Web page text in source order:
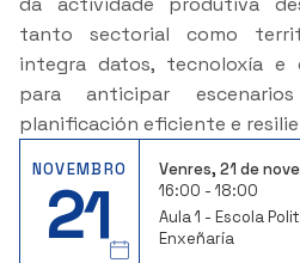
tanto sectorial como
integra datos, tecnoloxía e
para anticipar
planificación eficiente e
NOVEMBRO
21
Venres, 21 de
16:00 - 18:00
Aula 1 - Escola
Enxeñaría